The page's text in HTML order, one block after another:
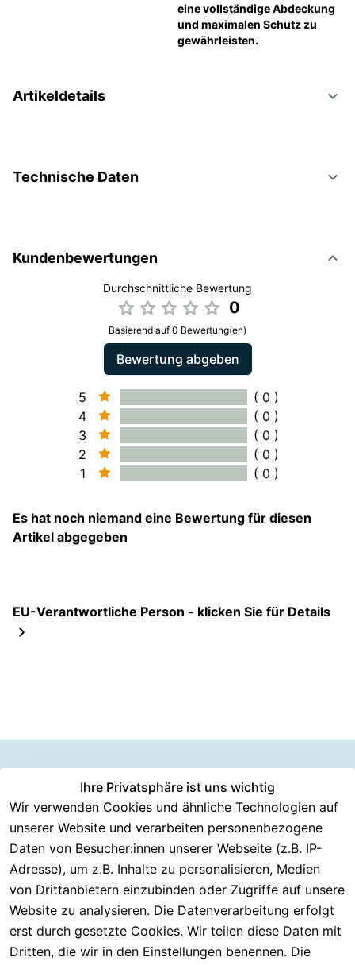
eine vollständige Abdeckung
und maximalen Schutz zu
gewährleisten.
Artikeldetails
Technische Daten
Kundenbewertungen
Durchschnittliche Bewertung
0
Basierend auf 0 Bewertung(en)
Bewertung abgeben
5
( 0 )
4
( 0 )
3
( 0 )
2
( 0 )
1
( 0 )
Es hat noch niemand eine Bewertung für diesen
Artikel abgegeben
EU-Verantwortliche Person - klicken Sie für Details
Ihre Privatsphäre ist uns wichtig
Wir verwenden Cookies und ähnliche Technologien auf
unserer Website und verarbeiten personenbezogene
Daten von Besucher:innen unserer Webseite (z.B. IP-
Adresse), um z.B. Inhalte zu personalisieren, Medien
von Drittanbietern einzubinden oder Zugriffe auf unsere
Website zu analysieren. Die Datenverarbeitung erfolgt
erst durch gesetzte Cookies. Wir teilen diese Daten mit
Dritten, die wir in den Einstellungen benennen. Die
Rechtliches
AGB
Impressum
Datenschutzer
klärung
Barrierefreiheit
Widerrufsrech
Kundenserv
ice
Häufige
Fragen
Kontakt
Registrieren
Serviceverspr
echen
Rückgabe &
Information
en
Über CMK
Versand
Batterieentsor
gung
Eektrogeräte-
Entsorgung
Versanddie
nstleister
DHL
DPD